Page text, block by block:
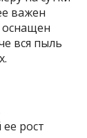
важен
оснащен
вся пыль
рост